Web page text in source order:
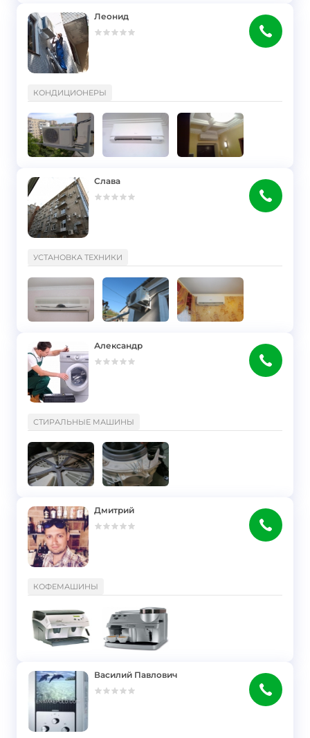
Леонид
КОНДИЦИОНЕРЫ
Слава
УСТАНОВКА ТЕХНИКИ
Александр
СТИРАЛЬНЫЕ МАШИНЫ
Дмитрий
КОФЕМАШИНЫ
Василий Павлович